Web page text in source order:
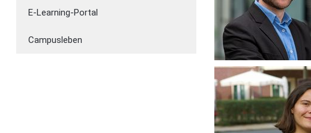
E-Learning-Portal
Campusleben